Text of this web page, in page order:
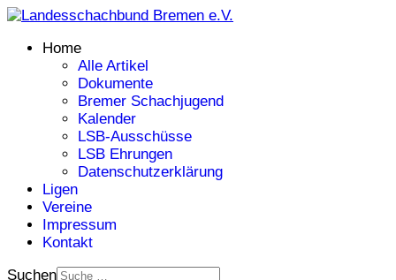
Home
Alle Artikel
Dokumente
Bremer Schachjugend
Kalender
LSB-Ausschüsse
LSB Ehrungen
Datenschutzerklärung
Ligen
Vereine
Impressum
Kontakt
Suchen